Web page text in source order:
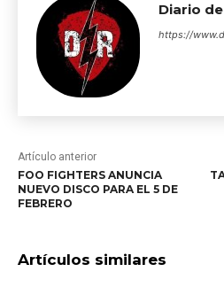
Diario
https://
Artículo anterior
FOO FIGHTERS ANUNCIA
NUEVO DISCO PARA EL 5 DE
FEBRERO
Artículos similares